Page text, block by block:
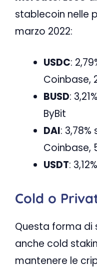
stablecoin nelle
marzo 2022:
USDC:
Coinbase,
BUSD:
ByBit
DAI: 3,78%
Coinbase,
USDT:
Cold o
Questa forma di
anche cold
mantenere le